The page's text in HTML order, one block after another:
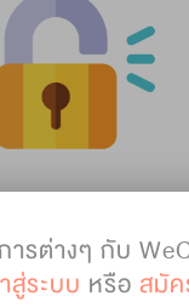
ารต่างๆ กับ
ระบบ หรือ สมั